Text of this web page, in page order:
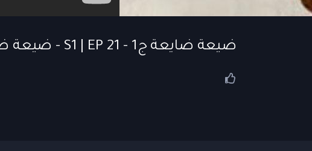
ضيعة ضايعة ج1 - S1 | EP 21 - ضيعة ضايعة | الحلقة 21